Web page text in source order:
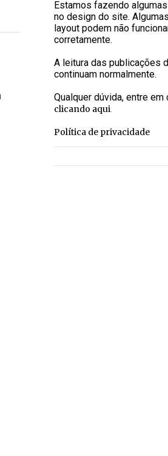
Estamos fazendo
no design do site.
layout podem não
corretamente.
A leitura das publicações
continuam normalmente.
Qualquer dúvida, entre em
clicando aqui.
Política de privacidade